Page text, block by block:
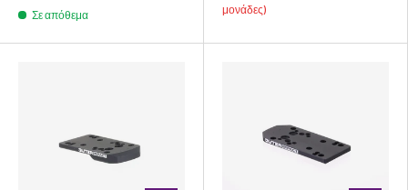
Σε απόθεμα
μονάδες)